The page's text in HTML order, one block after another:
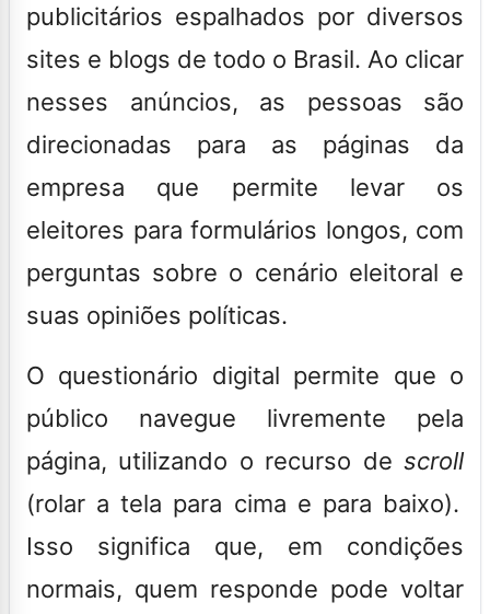
publicitários espalhados por diversos
sites e blogs de todo o Brasil. Ao clicar
nesses anúncios, as pessoas são
direcionadas para as páginas da
empresa que permite levar os
eleitores para formulários longos, com
perguntas sobre o cenário eleitoral e
suas opiniões políticas.
O questionário digital permite que o
público navegue livremente pela
página, utilizando o recurso de scroll
(rolar a tela para cima e para baixo).
Isso significa que, em condições
normais, quem responde pode voltar